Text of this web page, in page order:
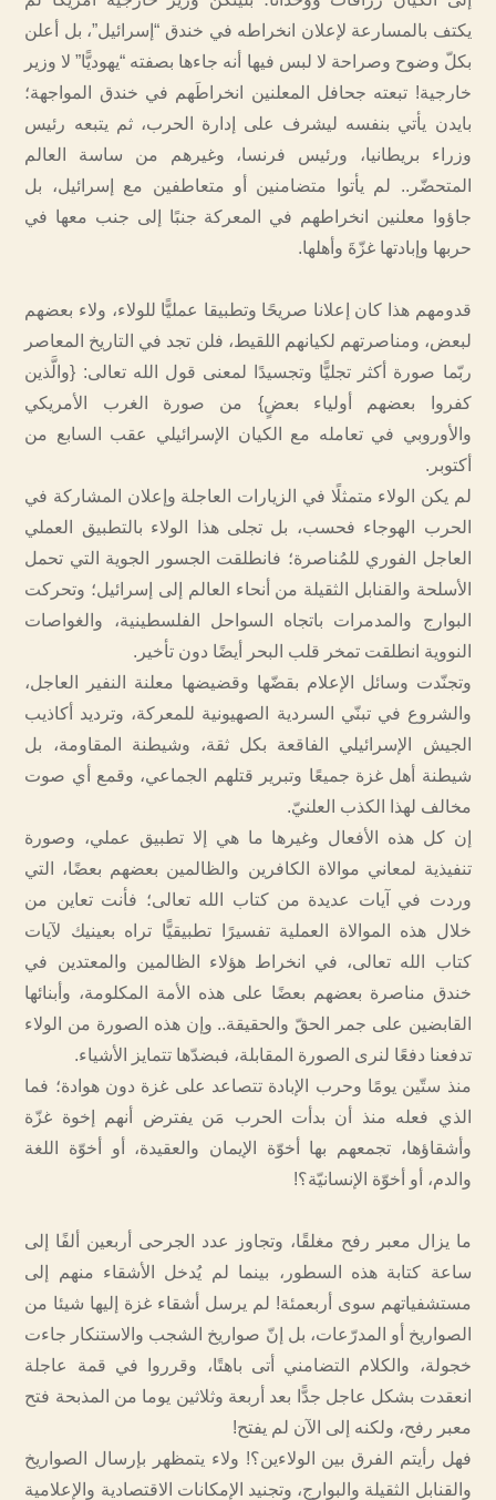
يكتف بالمسارعة لإعلان انخراطه في خندق “إسرائيل”، بل أعلن
بكلّ وضوح وصراحة لا لبس فيها أنه جاءها بصفته “يهوديًّا” لا وزير
خارجية! تبعته جحافل المعلنين انخراطَهم في خندق المواجهة؛
بايدن يأتي بنفسه ليشرف على إدارة الحرب، ثم يتبعه رئيس
وزراء بريطانيا، ورئيس فرنسا، وغيرهم من ساسة العالم
المتحضّر.. لم يأتوا متضامنين أو متعاطفين مع إسرائيل، بل
جاؤوا معلنين انخراطهم في المعركة جنبًا إلى جنب معها في
حربها وإبادتها غزّةَ وأهلها.
قدومهم هذا كان إعلانا صريحًا وتطبيقا عمليًّا للولاء، ولاء بعضهم
لبعض، ومناصرتهم لكيانهم اللقيط، فلن تجد في التاريخ المعاصر
ربّما صورة أكثر تجليًّا وتجسيدًا لمعنى قول الله تعالى: {والَّذين
كفروا بعضهم أولياء بعضٍ} من صورة الغرب الأمريكي
والأوروبي في تعامله مع الكيان الإسرائيلي عقب السابع من
أكتوبر.
لم يكن الولاء متمثلًا في الزيارات العاجلة وإعلان المشاركة في
الحرب الهوجاء فحسب، بل تجلى هذا الولاء بالتطبيق العملي
العاجل الفوري للمُناصرة؛ فانطلقت الجسور الجوية التي تحمل
الأسلحة والقنابل الثقيلة من أنحاء العالم إلى إسرائيل؛ وتحركت
البوارج والمدمرات باتجاه السواحل الفلسطينية، والغواصات
النووية انطلقت تمخر قلب البحر أيضًا دون تأخير.
وتجنّدت وسائل الإعلام بقضّها وقضيضها معلنة النفير العاجل،
والشروع في تبنّي السردية الصهيونية للمعركة، وترديد أكاذيب
الجيش الإسرائيلي الفاقعة بكل ثقة، وشيطنة المقاومة، بل
شيطنة أهل غزة جميعًا وتبرير قتلهم الجماعي، وقمع أي صوت
مخالف لهذا الكذب العلنيّ.
إن كل هذه الأفعال وغيرها ما هي إلا تطبيق عملي، وصورة
تنفيذية لمعاني موالاة الكافرين والظالمين بعضهم بعضًا، التي
وردت في آيات عديدة من كتاب الله تعالى؛ فأنت تعاين من
خلال هذه الموالاة العملية تفسيرًا تطبيقيًّا تراه بعينيك لآيات
كتاب الله تعالى، في انخراط هؤلاء الظالمين والمعتدين في
خندق مناصرة بعضهم بعضًا على هذه الأمة المكلومة، وأبنائها
القابضين على جمر الحقّ والحقيقة.. وإن هذه الصورة من الولاء
تدفعنا دفعًا لنرى الصورة المقابلة، فبضدّها تتمايز الأشياء.
منذ ستّين يومًا وحرب الإبادة تتصاعد على غزة دون هوادة؛ فما
الذي فعله منذ أن بدأت الحرب مَن يفترض أنهم إخوة غزّة
وأشقاؤها، تجمعهم بها أخوّة الإيمان والعقيدة، أو أخوّة اللغة
والدم، أو أخوّة الإنسانيّة؟!
ما يزال معبر رفح مغلقًا، وتجاوز عدد الجرحى أربعين ألفًا إلى
ساعة كتابة هذه السطور، بينما لم يُدخل الأشقاء منهم إلى
مستشفياتهم سوى أربعمئة! لم يرسل أشقاء غزة إليها شيئا من
الصواريخ أو المدرّعات، بل إنّ صواريخ الشجب والاستنكار جاءت
خجولة، والكلام التضامني أتى باهتًا، وقرروا في قمة عاجلة
انعقدت بشكل عاجل جدًّا بعد أربعة وثلاثين يوما من المذبحة فتح
معبر رفح، ولكنه إلى الآن لم يفتح!
فهل رأيتم الفرق بين الولاءين؟! ولاء يتمظهر بإرسال الصواريخ
والقنابل الثقيلة والبوارج، وتجنيد الإمكانات الاقتصادية والإعلامية